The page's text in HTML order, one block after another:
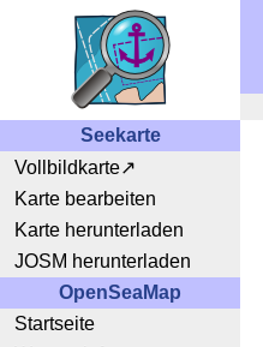
Seekarte
Vollbildkarte
Karte bearbeiten
Karte herunterladen
JOSM herunterladen
OpenSeaMap
Startseite